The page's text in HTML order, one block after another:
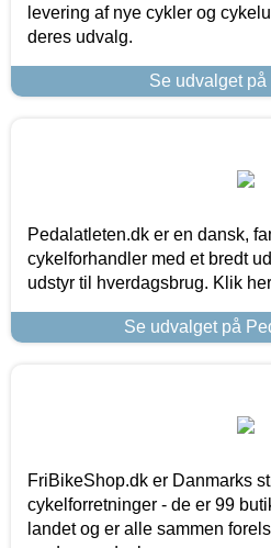
levering af nye cykler og
deres udvalg.
Se udvalget på
Pedalatleten.dk er en dansk,
cykelforhandler med et bredt
udstyr til hverdagsbrug. Klik
Se udvalget på
FriBikeShop.dk er Danmarks
cykelforretninger - de er 99
landet og er alle sammen